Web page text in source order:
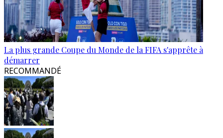
La plus grande Coupe du Monde de la FIFA s'apprête à
démarrer
RECOMMANDÉ